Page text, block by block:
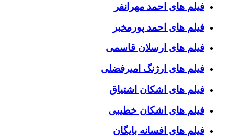
فیلم های احمد مهرانفر
فیلم های احمد پورمخبر
فیلم های ارسلان قاسمی
فیلم های ارژنگ امیرفضلی
فیلم های اشکان اشتیاق
فیلم های اشکان خطیبی
فیلم های افسانه بایگان